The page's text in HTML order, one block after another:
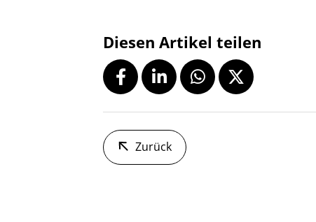
Diesen Artikel teilen
Zurück